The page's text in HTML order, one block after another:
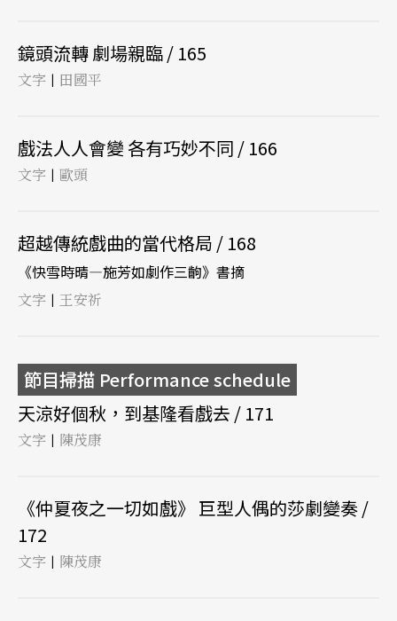
鏡頭流轉 劇場親臨 / 165
文字 | 田國平
戲法人人會變 各有巧妙不同 / 166
文字 | 歐頭
超越傳統戲曲的當代格局 / 168
《快雪時晴—施芳如劇作三齣》書摘
文字 | 王安祈
節目掃描 Performance schedule
天涼好個秋，到基隆看戲去 / 171
文字 | 陳茂康
《仲夏夜之一切如戲》 巨型人偶的莎劇變奏 /
172
文字 | 陳茂康